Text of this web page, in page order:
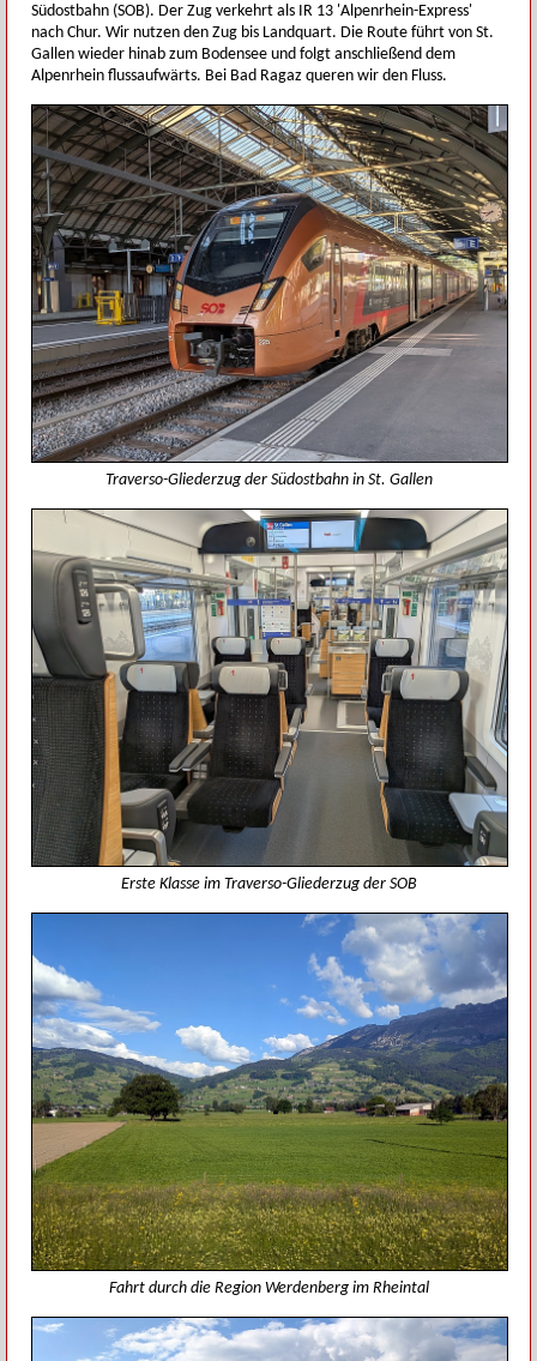
Südostbahn (SOB). Der Zug verkehrt als IR 13 'Alpenrhein-Express'
nach Chur. Wir nutzen den Zug bis Landquart. Die Route führt von St.
Gallen wieder hinab zum Bodensee und folgt anschließend dem
Alpenrhein flussaufwärts. Bei Bad Ragaz queren wir den Fluss.
Traverso-Gliederzug der Südostbahn in St. Gallen
Erste Klasse im Traverso-Gliederzug der SOB
Fahrt durch die Region Werdenberg im Rheintal